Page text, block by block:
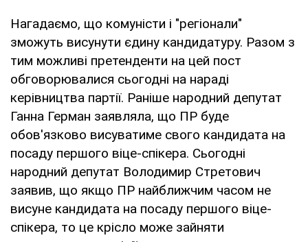
Нагадаємо, що комуністи і "регіонали"
зможуть висунути єдину кандидатуру. Разом з
тим можливі претенденти на цей пост
обговорювалися сьогодні на нараді
керівництва партії. Раніше народний депутат
Ганна Герман заявляла, що ПР буде
обов'язково висуватиме свого кандидата на
посаду першого віце-спікера. Сьогодні
народний депутат Володимир Стретович
заявив, що якщо ПР найближчим часом не
висуне кандидата на посаду першого віце-
спікера, то це крісло може зайняти